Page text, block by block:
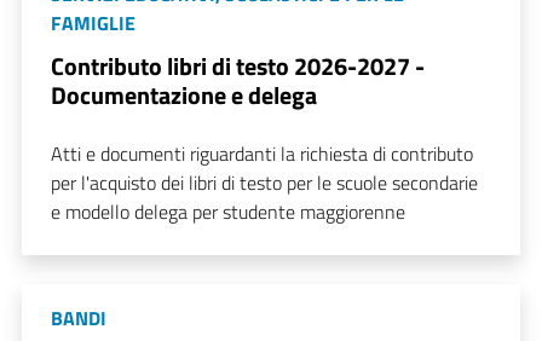
FAMIGLIE
Contributo libri di testo 2026-2027 -
Documentazione e delega
Atti e documenti riguardanti la richiesta di contributo
per l'acquisto dei libri di testo per le scuole secondarie
e modello delega per studente maggiorenne
BANDI